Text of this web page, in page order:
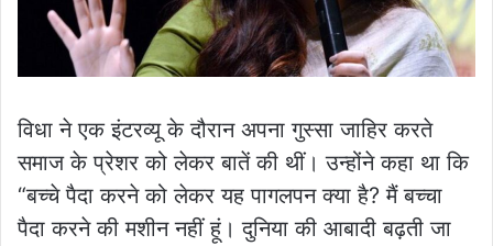
विधा ने एक इंटरव्यू के दौरान अपना गुस्सा जाहिर करते
समाज के प्रेशर को लेकर बातें की थीं। उन्होंने कहा था कि
“बच्चे पैदा करने को लेकर यह पागलपन क्या है? मैं बच्चा
पैदा करने की मशीन नहीं हूं। दुनिया की आबादी बढ़ती जा